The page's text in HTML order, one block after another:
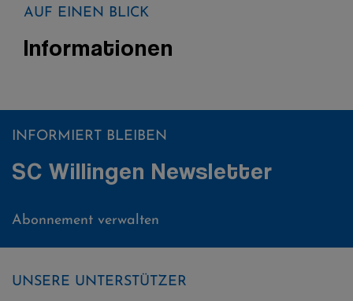
AUF EINEN BLICK
Informationen
INFORMIERT BLEIBEN
SC Willingen Newsletter
Abonnement verwalten
UNSERE UNTERSTÜTZER